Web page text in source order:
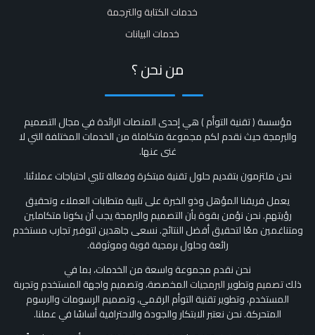
من نحن ؟
مؤسسة ( تقنية التوأم ) هي إحدى المنصات الرائدة في مجال التصميم
والبرمجة حيث نقدم لكم مجموعة متكاملة من الخدمات المختلفة التي لا
غنى عنها.
نحن ملتزمون بتقديم حلول تقنية مبتكرة وفعالة تلبي احتياجات عملائنا.
يعمل فريقنا المؤهل وذو الخبرة على تلبية متطلبات العملاء وتحقيق
رؤيتهم. نحن نؤمن بقوة بأن التصميم والبرمجة يجب أن يكونا متكاملين
ومتناغمين معًا لتحقيق أفضل النتائج. نسعى جاهدين لتوفير تجارب مستخدم
رائعة وحلول برمجية قوية وموثوقة.
نحن نقدم مجموعة واسعة من الخدمات، بما في
ذلكتصميموتطويرالبرمجياتالمخصصة، وتصميم واجهة المستخدم وتجربة
المستخدم، وتطوير تقنية التوأم الرقمي، وتصميم الرسومات والرسوم
المتحركة. نحن نعتبر الابتكار والجودة والاحترافية أساسًا في عملنا.
خدمات الكتابة والترجمة
خدمات البيانات